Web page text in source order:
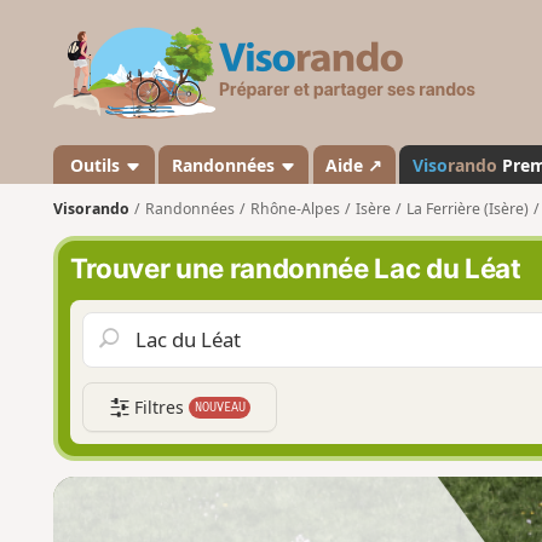
s
a
n
d
o
Outils Randonnées Aide ↗ Visorando
Visorando Randonnées Rhône-Alpes Isère La Ferrière (Isère)
Trouver une randonnée Lac du Léat
Filtres NOUVEAU